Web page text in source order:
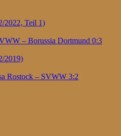
2022, Teil 1)
– Borussia Dortmund 0:3
2019)
Rostock – SVWW 3:2